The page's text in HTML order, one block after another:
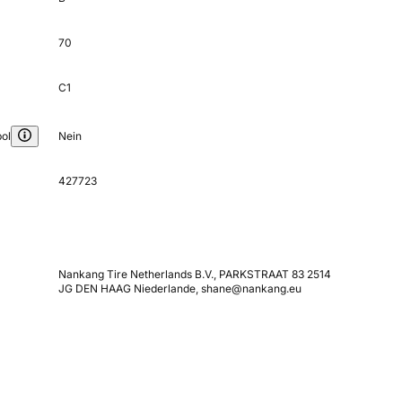
70
C1
Nein
427723
Nankang Tire Netherlands B.V., PARKSTRAAT 83 2514
JG DEN HAAG Niederlande, shane@nankang.eu